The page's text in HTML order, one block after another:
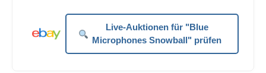
Live-Auktionen für "Blue
Microphones Snowball" prüfen